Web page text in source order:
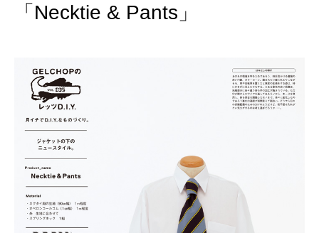
「Necktie & Pants」